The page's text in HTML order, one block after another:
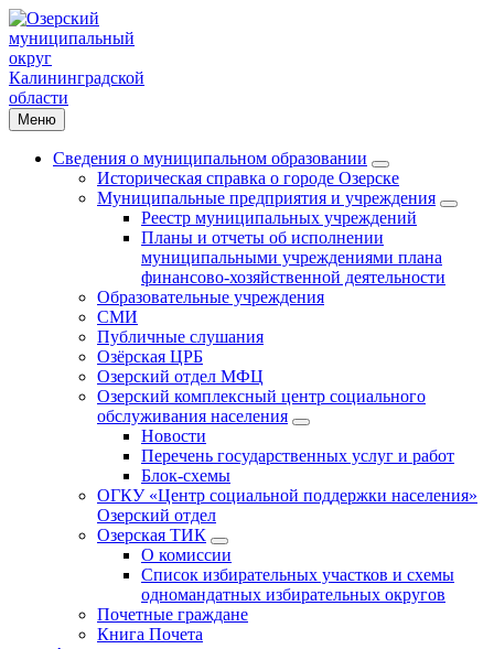
Меню
Сведения о муниципальном образовании
Историческая справка о городе Озерске
Муниципальные предприятия и учреждения
Реестр муниципальных учреждений
Планы и отчеты об исполнении
муниципальными учреждениями плана
финансово-хозяйственной деятельности
Образовательные учреждения
СМИ
Публичные слушания
Озёрская ЦРБ
Озерский отдел МФЦ
Озерский комплексный центр социального
обслуживания населения
Новости
Перечень государственных услуг и работ
Блок-схемы
ОГКУ «Центр социальной поддержки населения»
Озерский отдел
Озерская ТИК
О комиссии
Список избирательных участков и схемы
одномандатных избирательных округов
Почетные граждане
Книга Почета